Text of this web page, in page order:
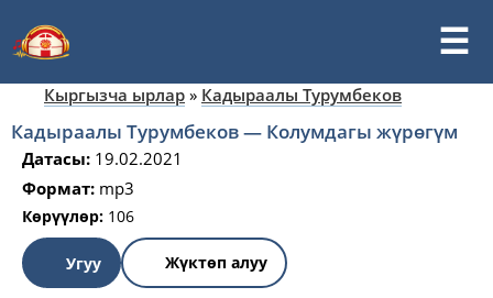
Кыргызча ырлар » Кадыраалы Турумбеков
Кадыраалы Турумбеков — Колумдагы жүрөгүм
Датасы: 19.02.2021
Формат: mp3
Көрүүлөр: 106
Угуу Жүктөп алуу